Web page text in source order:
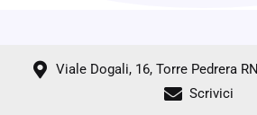
Viale Dogali, 16, Torre Pedrera RN
Scrivici